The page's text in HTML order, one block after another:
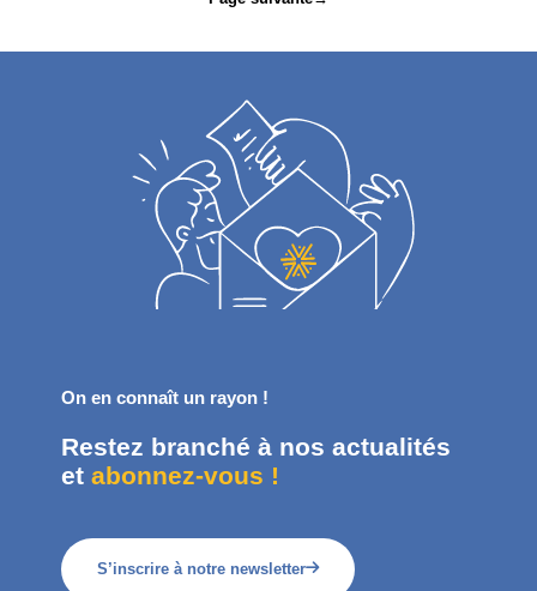
On en connaît un rayon !
Restez branché à nos actualités
etabonnez-vous !
S’inscrire à notre newsletter